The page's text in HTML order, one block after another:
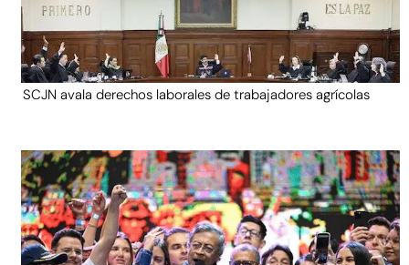
SCJN avala derechos laborales de trabajadores agrícolas